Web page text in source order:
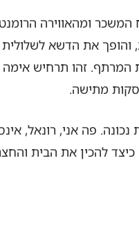
ומהאווירה
את הדשא לשלולית
המרתף. זהו תרחיש אימה
מתישה.
להכין את הבית